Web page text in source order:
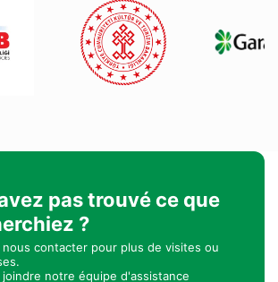
pas trouvé ce que
?
nous contacter pour plus de visites ou
notre équipe d'assistance